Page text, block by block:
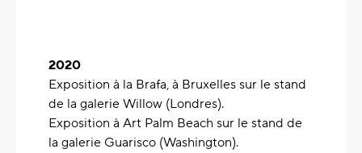
2020
‍Exposition à la Brafa, à Bruxelles sur le stand
de la galerie Willow (Londres).
Exposition à Art Palm Beach sur le stand de
la galerie Guarisco (Washington).